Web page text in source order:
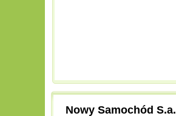
Nowy Samochód S.a.